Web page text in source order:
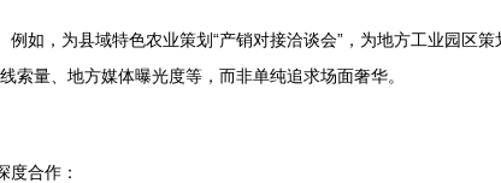
如，为县域特色农业策划“产销对接洽谈会”，为地方工业园区
索量、地方媒体曝光度等，而非单纯追求场面奢华。
度合作：